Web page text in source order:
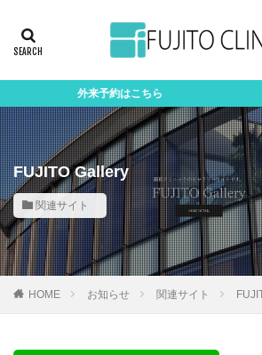
外来予約はこちら
FUJITO Gallery
関連サイト
HOME お知らせ 関連サイト